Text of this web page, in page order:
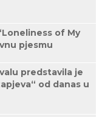
of My
pjesmu
predstavila je
od danas u